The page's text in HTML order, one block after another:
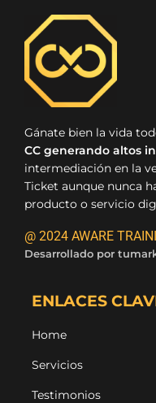
Gánate bien la vida
CC generando altos
intermediación en la
Ticket aunque nunca
producto o servicio
@ 2024 AWARE
Desarrollado por
ENLACES
Home
Servicios
Testimonios